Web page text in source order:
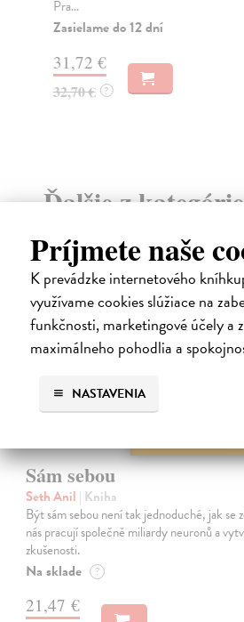
Príjmete naše
K prevádzke internetového
využívame cookies slúžiace na
funkčnosti, marketingové účely a
maximálneho pohodlia a
NASTAVENIA
Pra...
Zasielame do 12 dní
31,72 €
32,70 € ?
Ďalšie z
Sám sebou
Seth Anil | Kniha
Být sám sebou není tak jednoduché, jak se
nás pracují společně miliardy neuronů a
zkušenosti.
Na sklade ?
21,47 €